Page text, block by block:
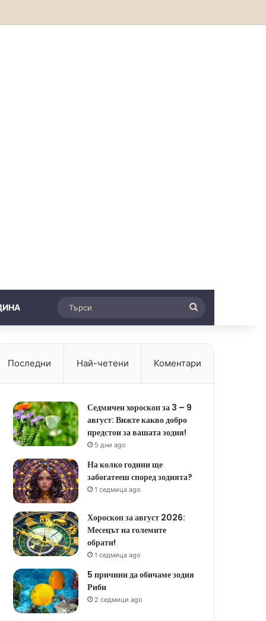
Последни Най-четени Коментари
Седмичен хороскоп за 3 – 9
август: Вижте какво добро
предстои за вашата зодия!
5 дни ago
На колко години ще
забогатееш според зодията?
1 седмица ago
Хороскоп за август 2026:
Месецът на големите
обрати!
1 седмица ago
5 причини да обичаме зодия
Риби
2 седмици ago